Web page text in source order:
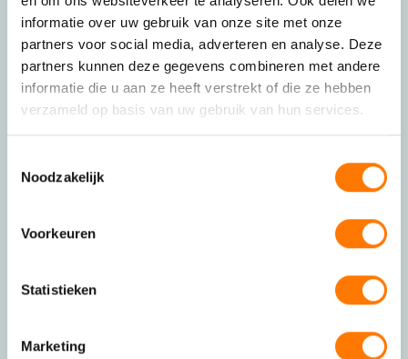
informatie over uw gebruik van onze site met onze
partners voor social media, adverteren en analyse. Deze
partners kunnen deze gegevens combineren met andere
informatie die u aan ze heeft verstrekt of die ze hebben
verzameld op basis van uw gebruik van hun services.
Noodzakelijk
Voorkeuren
Statistieken
Marketing